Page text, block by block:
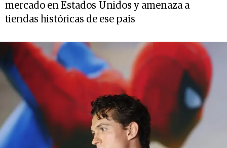
mercado en Estados Unidos y amenaza a
tiendas históricas de ese país